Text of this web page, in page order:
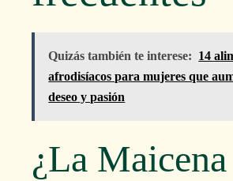
Quizás también te interese: 14
afrodisíacos para mujeres que
deseo y pasión
¿La Maicena